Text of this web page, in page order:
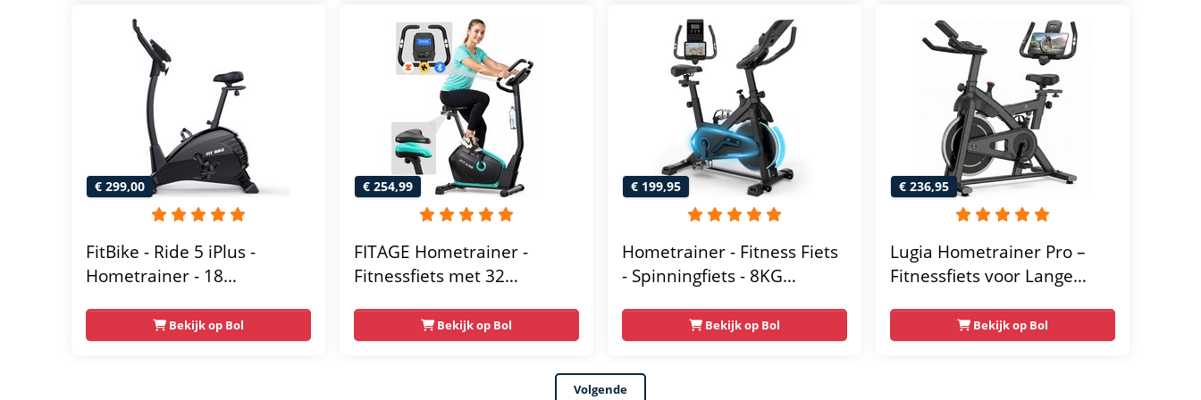
- Extreem Stil
met Tablethouder - Max.
120 kg Gebruikersgewicht -
Fitnessfiets
transporteren -
Antislippedalen - Homegym
- Stabiele structuur - Max.
gebruikersgewicht 110 kg -
Zwart en Blauw
transportwielen
€ 299,00
FitBike - Ride 5 iPlus -
Hometrainer - 18
Hartslagsensoren
Bekijk op Bol
€ 254,99
FITAGE Hometrainer -
Fitnessfiets met 32
Tablethouder voor
Bluetooth Kinomap & Zwift
Bekijk op Bol
€ 199,95
Hometrainer - Fitness Fiets
- Spinningfiets - 8KG
Incl App - Extreem stil
Bekijk op Bol
€ 236,95
Lugia Hometrainer Pro –
Fitnessfiets voor Lange
Vering & Demping – Extra
Soepel & Stil – Verstelbaar
Bekijk op Bol
Volgende